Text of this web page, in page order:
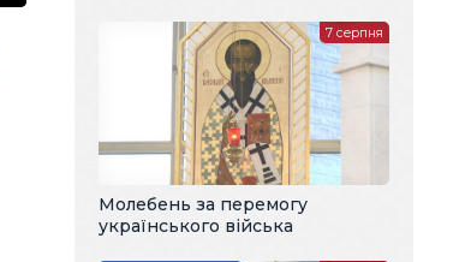
Молебень за перемогу
українського війська
7 серпня